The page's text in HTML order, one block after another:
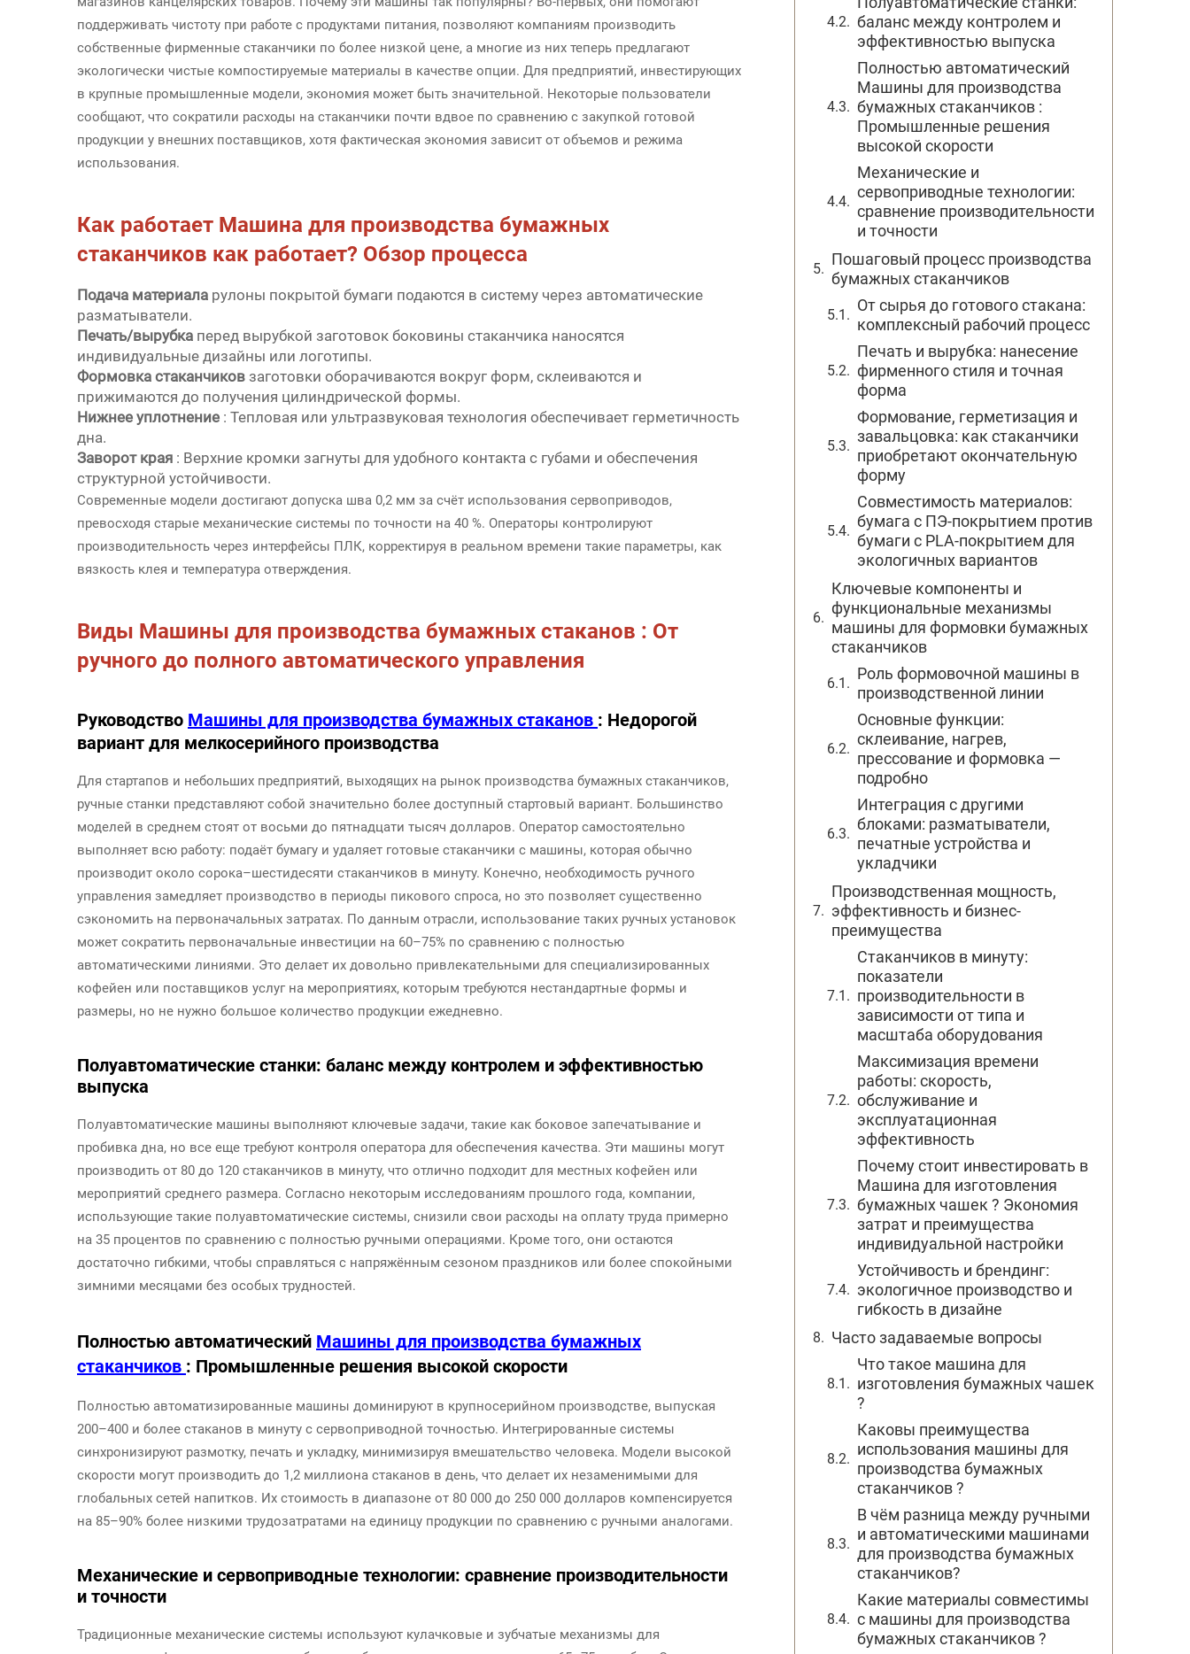
поддерживать чистоту при работе с продуктами питания, позволяют компаниям производить
собственные фирменные стаканчики по более низкой цене, а многие из них теперь предлагают
экологически чистые компостируемые материалы в качестве опции. Для предприятий, инвестирующих
в крупные промышленные модели, экономия может быть значительной. Некоторые пользователи
сообщают, что сократили расходы на стаканчики почти вдвое по сравнению с закупкой готовой
продукции у внешних поставщиков, хотя фактическая экономия зависит от объемов и режима
использования.
Как работает Машина для производства бумажных
стаканчиков как работает? Обзор процесса
Подача материала рулоны покрытой бумаги подаются в систему через автоматические
разматыватели.
Печать/вырубка перед вырубкой заготовок боковины стаканчика наносятся
индивидуальные дизайны или логотипы.
Формовка стаканчиков заготовки оборачиваются вокруг форм, склеиваются и
прижимаются до получения цилиндрической формы.
Нижнее уплотнение : Тепловая или ультразвуковая технология обеспечивает герметичность
дна.
Заворот края : Верхние кромки загнуты для удобного контакта с губами и обеспечения
структурной устойчивости.
Современные модели достигают допуска шва 0,2 мм за счёт использования сервоприводов,
превосходя старые механические системы по точности на 40 %. Операторы контролируют
производительность через интерфейсы ПЛК, корректируя в реальном времени такие параметры, как
вязкость клея и температура отверждения.
Виды Машины для производства бумажных стаканов : От
ручного до полного автоматического управления
Руководство Машины для производства бумажных стаканов : Недорогой
вариант для мелкосерийного производства
Для стартапов и небольших предприятий, выходящих на рынок производства бумажных стаканчиков,
ручные станки представляют собой значительно более доступный стартовый вариант. Большинство
моделей в среднем стоят от восьми до пятнадцати тысяч долларов. Оператор самостоятельно
выполняет всю работу: подаёт бумагу и удаляет готовые стаканчики с машины, которая обычно
производит около сорока–шестидесяти стаканчиков в минуту. Конечно, необходимость ручного
управления замедляет производство в периоды пикового спроса, но это позволяет существенно
сэкономить на первоначальных затратах. По данным отрасли, использование таких ручных установок
может сократить первоначальные инвестиции на 60–75% по сравнению с полностью
автоматическими линиями. Это делает их довольно привлекательными для специализированных
кофейен или поставщиков услуг на мероприятиях, которым требуются нестандартные формы и
размеры, но не нужно большое количество продукции ежедневно.
Полуавтоматические станки: баланс между контролем и эффективностью
выпуска
Полуавтоматические машины выполняют ключевые задачи, такие как боковое запечатывание и
пробивка дна, но все еще требуют контроля оператора для обеспечения качества. Эти машины могут
производить от 80 до 120 стаканчиков в минуту, что отлично подходит для местных кофейен или
мероприятий среднего размера. Согласно некоторым исследованиям прошлого года, компании,
использующие такие полуавтоматические системы, снизили свои расходы на оплату труда примерно
на 35 процентов по сравнению с полностью ручными операциями. Кроме того, они остаются
достаточно гибкими, чтобы справляться с напряжённым сезоном праздников или более спокойными
зимними месяцами без особых трудностей.
Полностью автоматический Машины для производства бумажных
стаканчиков : Промышленные решения высокой скорости
Полностью автоматизированные машины доминируют в крупносерийном производстве, выпуская
200–400 и более стаканов в минуту с сервоприводной точностью. Интегрированные системы
синхронизируют размотку, печать и укладку, минимизируя вмешательство человека. Модели высокой
скорости могут производить до 1,2 миллиона стаканов в день, что делает их незаменимыми для
глобальных сетей напитков. Их стоимость в диапазоне от 80 000 до 250 000 долларов компенсируется
на 85–90% более низкими трудозатратами на единицу продукции по сравнению с ручными аналогами.
Механические и сервоприводные технологии: сравнение производительности
и точности
Традиционные механические системы используют кулачковые и зубчатые механизмы для
баланс между контролем и
эффективностью выпуска
Полностью автоматический
Машины для производства
бумажных стаканчиков :
Промышленные решения
высокой скорости
Механические и
сервоприводные технологии:
сравнение производительности
и точности
Пошаговый процесс производства
бумажных стаканчиков
От сырья до готового стакана:
комплексный рабочий процесс
Печать и вырубка: нанесение
фирменного стиля и точная
форма
Формование, герметизация и
завальцовка: как стаканчики
приобретают окончательную
форму
Совместимость материалов:
бумага с ПЭ-покрытием против
бумаги с PLA-покрытием для
экологичных вариантов
Ключевые компоненты и
функциональные механизмы
машины для формовки бумажных
стаканчиков
Роль формовочной машины в
производственной линии
Основные функции:
склеивание, нагрев,
прессование и формовка —
подробно
Интеграция с другими
блоками: разматыватели,
печатные устройства и
укладчики
Производственная мощность,
эффективность и бизнес-
преимущества
Стаканчиков в минуту:
показатели
производительности в
зависимости от типа и
масштаба оборудования
Максимизация времени
работы: скорость,
обслуживание и
эксплуатационная
эффективность
Почему стоит инвестировать в
Машина для изготовления
бумажных чашек ? Экономия
затрат и преимущества
индивидуальной настройки
Устойчивость и брендинг:
экологичное производство и
гибкость в дизайне
Часто задаваемые вопросы
Что такое машина для
изготовления бумажных чашек
?
Каковы преимущества
использования машины для
производства бумажных
стаканчиков ?
В чём разница между ручными
и автоматическими машинами
для производства бумажных
стаканчиков?
Какие материалы совместимы
с машины для производства
бумажных стаканчиков ?